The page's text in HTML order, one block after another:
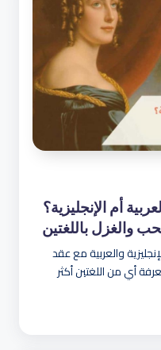
أم الإنجليزية؟
والغزل باللغتين
والعربية مع عقد
أي من اللغتين أكثر